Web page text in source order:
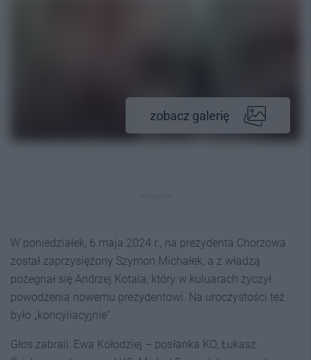
zobacz galerię
W poniedziałek, 6 maja 2024 r., na prezydenta Chorzowa
został zaprzysiężony Szymon Michałek, a z władzą
pożegnał się Andrzej Kotala, który w kuluarach życzył
powodzenia nowemu prezydentowi. Na uroczystości też
było „koncyliacyjnie”.
Głos zabrali: Ewa Kołodziej – posłanka KO, Łukasz